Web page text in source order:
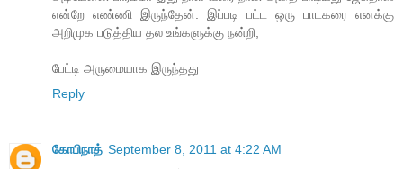
என்றே எண்ணி இருந்தேன். இப்படி பட்ட ஒரு பாடகரை எனக்கு
அறிமுக படுத்திய தல உங்களுக்கு நன்றி,
பேட்டி அருமையாக இருந்தது
Reply
கோபிநாத் September 8, 2011 at 4:22 AM